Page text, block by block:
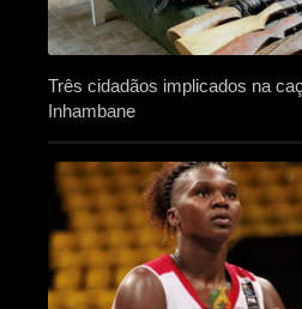
Três cidadãos implicados na
Inhambane